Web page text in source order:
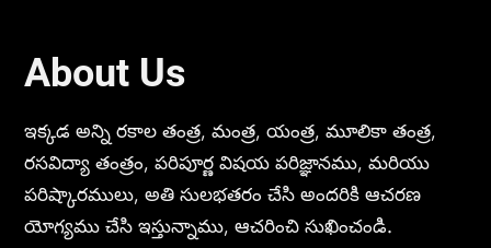
About Us
ఇక్కడ అన్ని రకాల తంత్ర, మంత్ర, యంత్ర, మూలికా తంత్ర,
రసవిద్యా తంత్రం, పరిపూర్ణ విషయ పరిజ్ఞానము, మరియు
పరిష్కారములు, అతి సులభతరం చేసి అందరికి ఆచరణ
యోగ్యము చేసి ఇస్తున్నాము, ఆచరించి సుఖించండి.